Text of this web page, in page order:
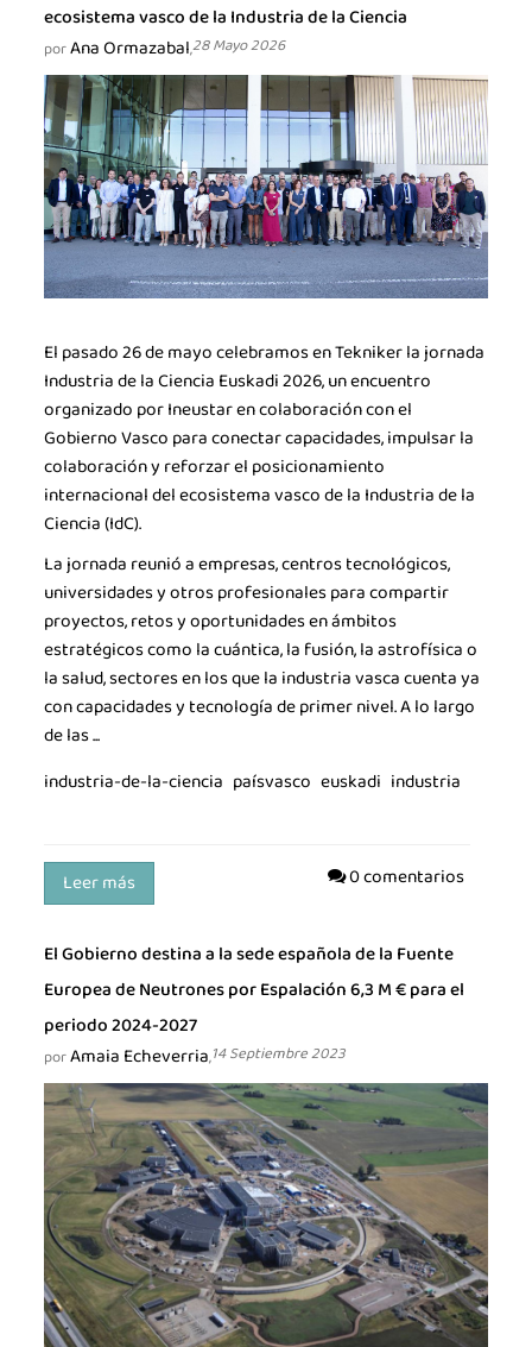
La industria de la Ciencia
Noticias
Agenda
Contacto
Únete
ecosistema vasco de la Industria de la Ciencia
porAna Ormazabal,28 Mayo 2026
El pasado 26 de mayo celebramos en Tekniker la jornada
Industria de la Ciencia Euskadi 2026, un encuentro
organizado por Ineustar en colaboración con el
Gobierno Vasco para conectar capacidades, impulsar la
colaboración y reforzar el posicionamiento
internacional del ecosistema vasco de la Industria de la
Ciencia (IdC).
La jornada reunió a empresas, centros tecnológicos,
universidades y otros profesionales para compartir
proyectos, retos y oportunidades en ámbitos
estratégicos como la cuántica, la fusión, la astrofísica o
la salud, sectores en los que la industria vasca cuenta ya
con capacidades y tecnología de primer nivel. A lo largo
de las ...
industria-de-la-ciencia paísvasco euskadi industria
0 comentarios
Leer más
El Gobierno destina a la sede española de la Fuente
Europea de Neutrones por Espalación 6,3 M € para el
periodo 2024-2027
porAmaia Echeverria,14 Septiembre 2023